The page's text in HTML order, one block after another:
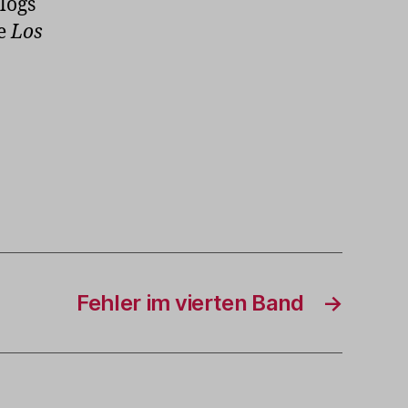
Los
→
Fehler im vierten Band